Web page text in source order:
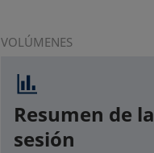
VOLÚMENES
Resumen de la
sesión